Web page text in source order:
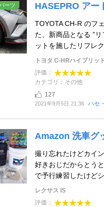
ーツ HASEPRO アー
TOYOTA CH-R のフ
た、新商品となる ”
ットを施したリフレ
トヨタ C-HRハイブリッ
評価：
カテゴリ：その他
127
2021年9月5日 21:36 ハセ
Amazon 洗車グ
撮り忘れたけどカイ
好きおじだからとう
で予行練習したけど
レクサス IS
評価：